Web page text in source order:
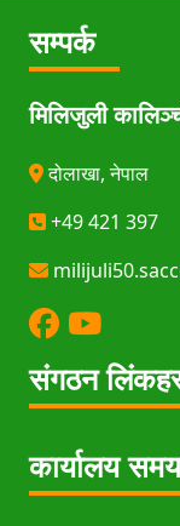
सम्पर्क
मिलिजुली
दोलाखा, नेपाल
+49 421 397
संगठन
कार्यालय समय